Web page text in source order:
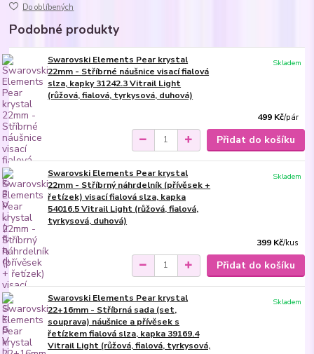
Do oblíbených
Podobné produkty
Swarovski Elements Pear krystal
22mm - Stříbrné náušnice visací fialová
slza, kapky 31242.3 Vitrail Light
(růžová, fialová, tyrkysová, duhová)
499 Kč/pár
Skladem
Přidat do košíku
Swarovski Elements Pear krystal
22mm - Stříbrný náhrdelník (přívěsek +
řetízek) visací fialová slza, kapka
54016.5 Vitrail Light (růžová, fialová,
tyrkysová, duhová)
399 Kč/kus
Skladem
Přidat do košíku
Swarovski Elements Pear krystal
22+16mm - Stříbrná sada (set,
souprava) náušnice a přívěsek s
řetízkem fialová slza, kapka 39169.4
Vitrail Light (růžová, fialová, tyrkysová,
Skladem